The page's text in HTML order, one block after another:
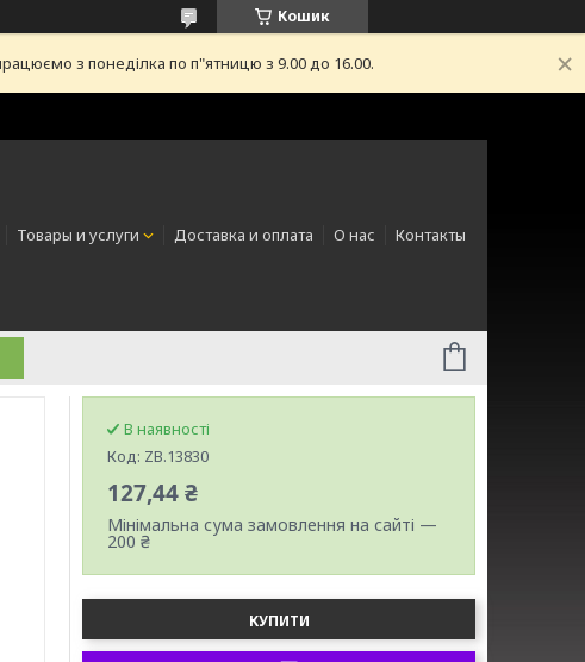
Кошик
з понеділка по п"ятницю з 9.00 до 16.00.
Товары и услуги Доставка и оплата О нас Контакты
В наявності
Код: ZB.13830
127,44 ₴
Мінімальна сума замовлення на сайті —
200 ₴
КУПИТИ